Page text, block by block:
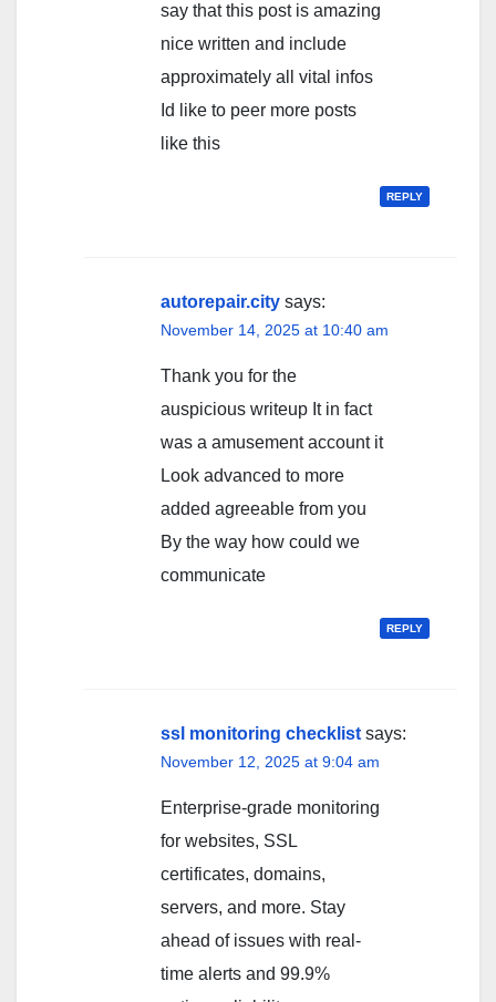
say that this post is amazing
nice written and include
approximately all vital infos
Id like to peer more posts
like this
REPLY
autorepair.city says:
November 14, 2025 at 10:40 am
Thank you for the
auspicious writeup It in fact
was a amusement account it
Look advanced to more
added agreeable from you
By the way how could we
communicate
REPLY
ssl monitoring checklist says:
November 12, 2025 at 9:04 am
Enterprise-grade monitoring
for websites, SSL
certificates, domains,
servers, and more. Stay
ahead of issues with real-
time alerts and 99.9%